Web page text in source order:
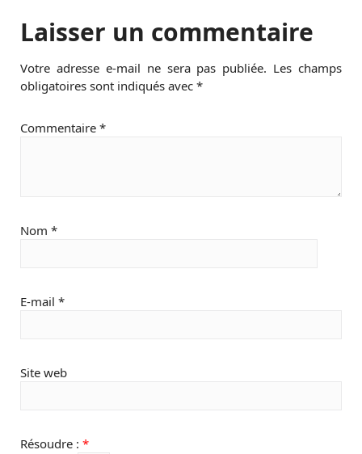
Laisser un commentaire
Votre adresse e-mail ne sera pas publiée. Les champs
obligatoires sont indiqués avec *
Commentaire *
Nom *
E-mail *
Site web
Résoudre : *